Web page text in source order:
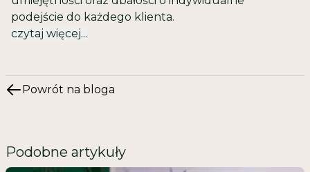
podejście do każdego klienta.
czytaj więcej...
Powrót na bloga
Podobne artykuły